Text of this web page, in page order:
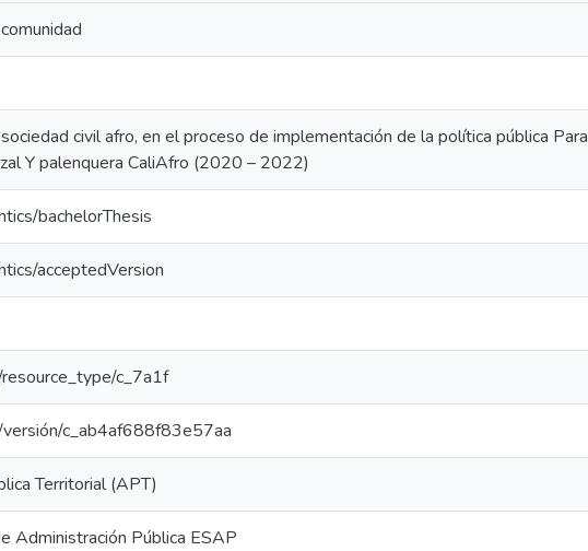
civil afro, en el proceso de implementación de la política pública
Y palenquera CaliAfro (2020 – 2022)
bachelorThesis
acceptedVersion
c_7a1f
c_ab4af688f83e57aa
Territorial (APT)
Administración Pública ESAP